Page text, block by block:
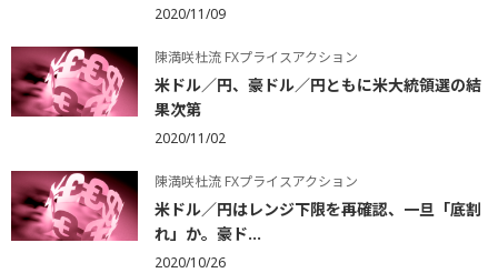
2020/11/09
陳満咲杜流 FXプライスアクション
米ドル／円、豪ドル／円ともに米大統領選の結
果次第
2020/11/02
陳満咲杜流 FXプライスアクション
米ドル／円はレンジ下限を再確認、一旦「底割
れ」か。豪ド...
2020/10/26